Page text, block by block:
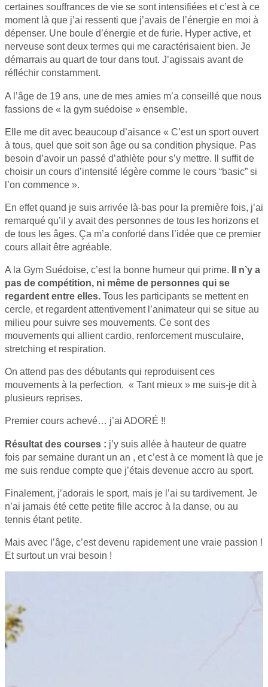
certaines souffrances de vie se sont intensifiées et c’est à ce
moment là que j’ai ressenti que j’avais de l’énergie en moi à
dépenser. Une boule d’énergie et de furie. Hyper active, et
nerveuse sont deux termes qui me caractérisaient bien. Je
démarrais au quart de tour dans tout. J’agissais avant de
réfléchir constamment.
A l’âge de 19 ans, une de mes amies m’a conseillé que nous
fassions de « la gym suédoise » ensemble.
Elle me dit avec beaucoup d’aisance « C’est un sport ouvert
à tous, quel que soit son âge ou sa condition physique. Pas
besoin d’avoir un passé d’athlète pour s’y mettre. Il suffit de
choisir un cours d’intensité légère comme le cours “basic” si
l’on commence ».
En effet quand je suis arrivée là-bas pour la première fois, j’ai
remarqué qu’il y avait des personnes de tous les horizons et
de tous les âges. Ça m’a conforté dans l’idée que ce premier
cours allait être agréable.
A la Gym Suédoise, c’est la bonne humeur qui prime. Il n’y a
pas de compétition, ni même de personnes qui se
regardent entre elles. Tous les participants se mettent en
cercle, et regardent attentivement l’animateur qui se situe au
milieu pour suivre ses mouvements. Ce sont des
mouvements qui allient cardio, renforcement musculaire,
stretching et respiration.
On attend pas des débutants qui reproduisent ces
mouvements à la perfection. « Tant mieux » me suis-je dit à
plusieurs reprises.
Premier cours achevé… j’ai ADORÉ !!
Résultat des courses : j’y suis allée à hauteur de quatre
fois par semaine durant un an , et c’est à ce moment là que je
me suis rendue compte que j’étais devenue accro au sport.
Finalement, j’adorais le sport, mais je l’ai su tardivement. Je
n’ai jamais été cette petite fille accroc à la danse, ou au
tennis étant petite.
Mais avec l’âge, c’est devenu rapidement une vraie passion !
Et surtout un vrai besoin !